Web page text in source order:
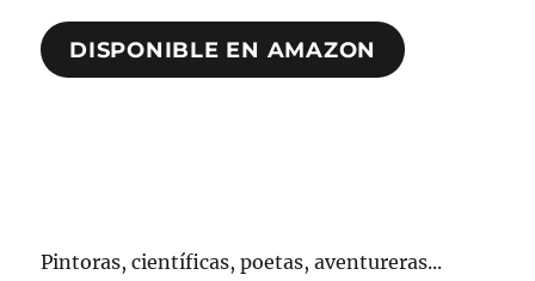
DISPONIBLE EN AMAZON
Pintoras, científicas, poetas, aventureras...